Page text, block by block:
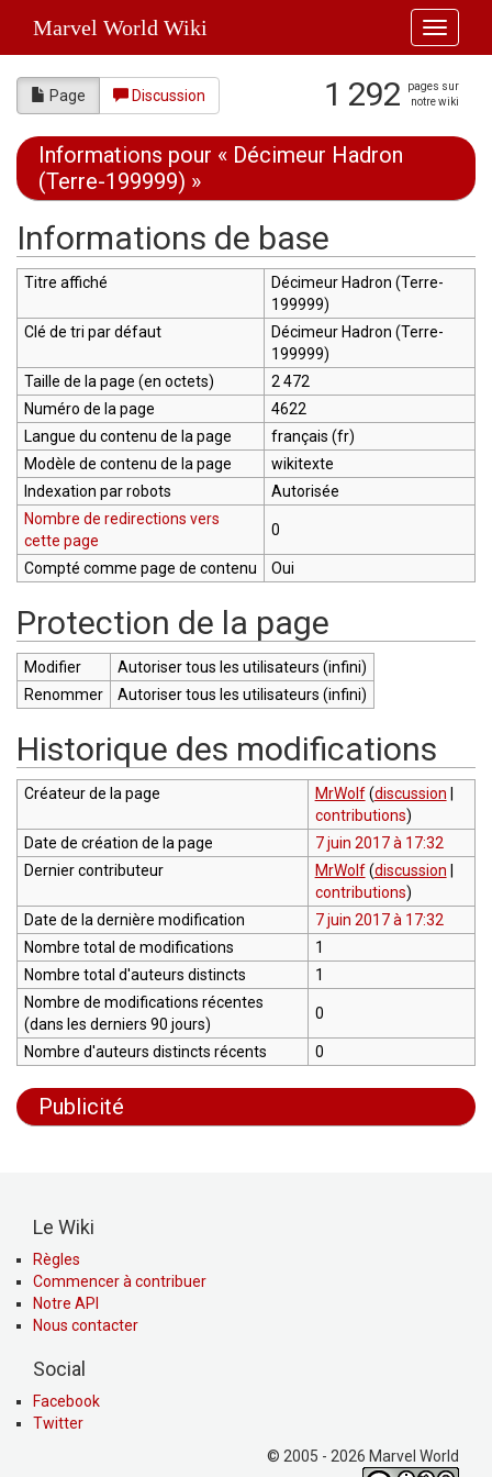
Toggle
Marvel World Wiki
Page Discussion 1 292
pages sur
notre wiki
Informations pour « Décimeur Hadron
(Terre-199999) »
Informations de base
Titre affiché
Décimeur Hadron (Terre-
199999)
Clé de tri par défaut
Décimeur Hadron (Terre-
199999)
Taille de la page (en octets)
2 472
Numéro de la page
4622
Langue du contenu de la page
français (fr)
Modèle de contenu de la page
wikitexte
Indexation par robots
Autorisée
Nombre de redirections vers
cette page
0
Compté comme page de contenu Oui
Protection de la page
Modifier
Autoriser tous les utilisateurs (infini)
Renommer
Autoriser tous les utilisateurs (infini)
Historique des modifications
Créateur de la page MrWolf (discussion
contributions)
Date de création de la page
7 juin 2017 à 17:32
Dernier contributeur
MrWolf (discussion
contributions)
Date de la dernière modification
7 juin 2017 à 17:32
Nombre total de modifications
1
Nombre total d'auteurs distincts
1
Nombre de modifications récentes
(dans les derniers 90 jours)
0
Nombre d'auteurs distincts récents 0
Publicité
Le Wiki
Règles
Commencer à contribuer
Notre API
Nous contacter
Social
Facebook
Twitter
© 2005 - 2026 Marvel World